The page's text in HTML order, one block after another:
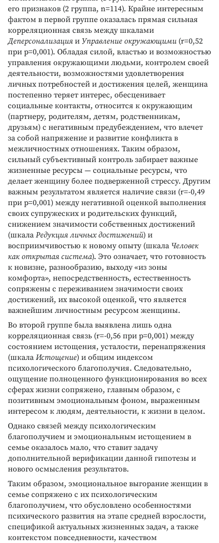
его признаков (2 группа, n=114). Крайне интересным
фактом в первой группе оказалась прямая сильная
корреляционная связь между шкалами
Деперсонализация и Управление окружающими(r=0,52
при p=0,001). Обладая силой, властью и возможностью
управления окружающими людьми, контролем своей
деятельности, возможностями удовлетворения
личных потребностей и достижения целей, женщина
постепенно теряет интерес, обесценивает
социальные контакты, относится к окружающим
(партнеру, родителям, детям, родственникам,
друзьям) с негативным предубеждением, что влечет
за собой напряжение и развитие конфликта в
межличностных отношениях. Таким образом,
сильный субъективный контроль забирает важные
жизненные ресурсы — социальные ресурсы, что
делает женщину более подверженной стрессу. Другим
важным результатом является наличие связи (r=-0,49
при p=0,001) между негативной оценкой выполнения
своих супружеских и родительских функций,
снижением значимости собственных достижений
(шкала Редукция личных достижений) и
восприимчивостью к новому опыту (шкала Человек
как открытая система). Это означает, что готовность
к новизне, разнообразию, выходу «из зоны
комфорта», непосредственность, естественность
сопряжены с переживанием значимости своих
достижений, их высокой оценкой, что является
важнейшим личностным ресурсом женщины.
Во второй группе была выявлена лишь одна
корреляционная связь (r=-0,56 при p=0,001) между
состоянием истощения, усталости, перенапряжения
(шкала Истощение) и общим индексом
психологического благополучия. Следовательно,
ощущение полноценного функционирования во всех
сферах жизни сопряжено, главным образом, с
позитивным эмоциональным фоном, выраженным
интересом к людям, деятельности, к жизни в целом.
Однако связей между психологическим
благополучием и эмоциональным истощением в
семье оказалось мало, что ставит задачу
дополнительной верификации данной гипотезы и
нового осмысления результатов.
Таким образом, эмоциональное выгорание женщин в
семье сопряжено с их психологическим
благополучием, что обусловлено особенностями
психического развития на этапе средней взрослости,
спецификой актуальных жизненных задач, а также
контекстом повседневности, качеством